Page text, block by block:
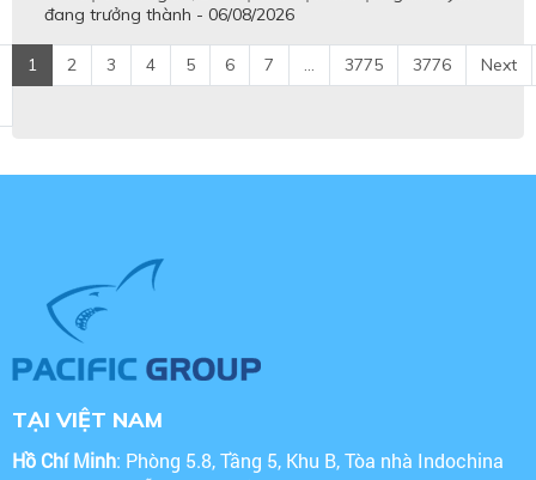
đang trưởng thành - 06/08/2026
1 2 3 4 5 6 7 ... 3775 3776 Next
TẠI VIỆT NAM
Hồ Chí Minh: Phòng 5.8, Tầng 5, Khu B, Tòa nhà Indochina